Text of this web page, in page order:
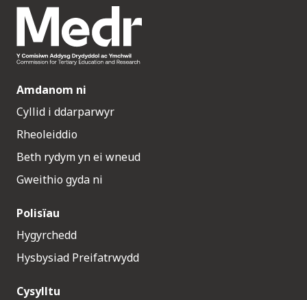
Amdanom ni
Cyllid i ddarparwyr
Rheoleiddio
Beth rydym yn ei wneud
Gweithio gyda ni
Polisïau
Hygyrchedd
Hysbysiad Preifatrwydd
Cysylltu